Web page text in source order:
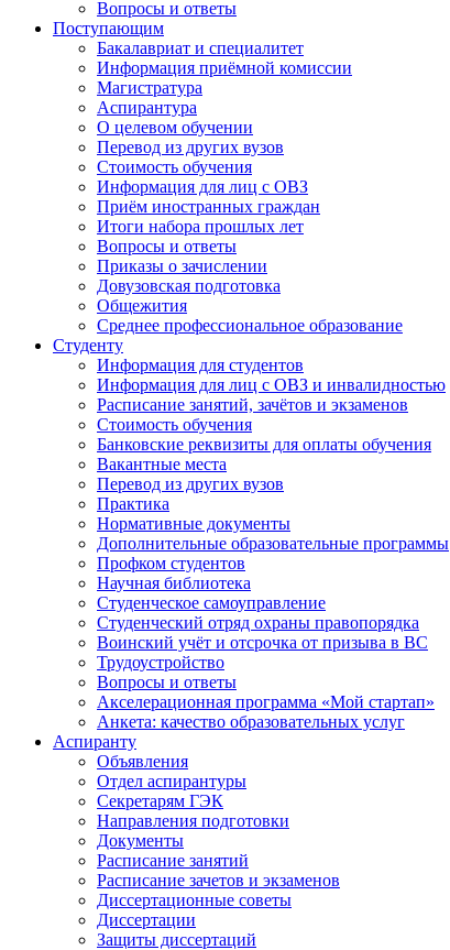
Вопросы и ответы
Поступающим
Бакалавриат и специалитет
Информация приёмной комиссии
Магистратура
Аспирантура
О целевом обучении
Перевод из других вузов
Стоимость обучения
Информация для лиц с ОВЗ
Приём иностранных граждан
Итоги набора прошлых лет
Вопросы и ответы
Приказы о зачислении
Довузовская подготовка
Общежития
Среднее профессиональное образование
Студенту
Информация для студентов
Информация для лиц с ОВЗ и инвалидностью
Расписание занятий, зачётов и экзаменов
Стоимость обучения
Банковские реквизиты для оплаты обучения
Вакантные места
Перевод из других вузов
Практика
Нормативные документы
Дополнительные образовательные программы
Профком студентов
Научная библиотека
Студенческое самоуправление
Студенческий отряд охраны правопорядка
Воинский учёт и отсрочка от призыва в ВС
Трудоустройство
Вопросы и ответы
Акселерационная программа «Мой стартап»
Анкета: качество образовательных услуг
Аспиранту
Объявления
Отдел аспирантуры
Секретарям ГЭК
Направления подготовки
Документы
Расписание занятий
Расписание зачетов и экзаменов
Диссертационные советы
Диссертации
Защиты диссертаций